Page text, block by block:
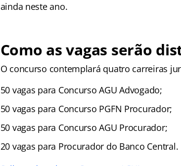
ainda neste ano.
Como as vagas serão
O concurso contemplará quatro carreiras
50 vagas para Concurso AGU Advogado;
50 vagas para Concurso PGFN Procurador;
50 vagas para Concurso AGU Procurador;
20 vagas para Procurador do Banco Central.